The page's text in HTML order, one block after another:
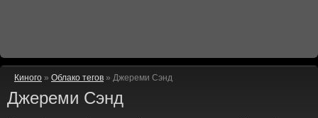
Киного » Облако тегов » Джереми Сэнд
Джереми Сэнд